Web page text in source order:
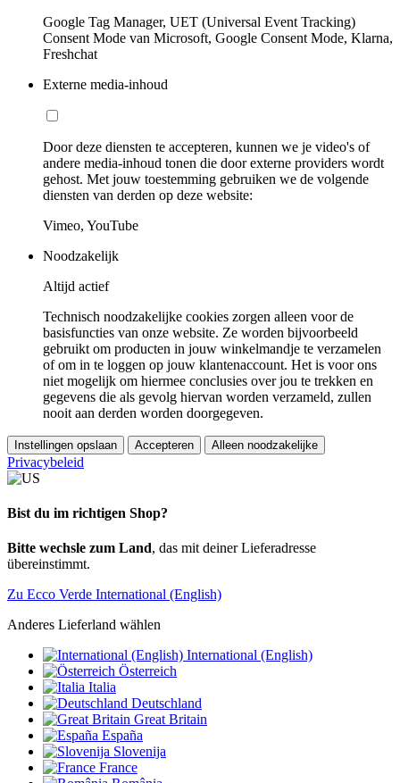
Google Tag Manager, UET (Universal Event Tracking)
Consent Mode van Microsoft, Google Consent Mode, Klarna,
Freshchat
Externe media-inhoud
Door deze diensten te accepteren, kunnen we je video's of
andere media-inhoud tonen die door externe providers wordt
gehost. Met jouw toestemming gebruiken we de volgende
diensten van derden op deze website:
Vimeo, YouTube
Noodzakelijk
Altijd actief
Technisch noodzakelijke cookies zorgen alleen voor de
basisfuncties van onze website. Ze worden bijvoorbeeld
gebruikt om producten in jouw winkelmandje te verzamelen
of om in te loggen op jouw klantenaccount. Het is voor ons
niet mogelijk om hiermee conclusies over jou te trekken en
gegevens die als gevolg hiervan worden verzameld, zullen
nooit aan derden worden doorgegeven.
Instellingen opslaan Accepteren Alleen noodzakelijke
Privacybeleid
Bist du im richtigen Shop?
Bitte wechsle zum Land, das mit deiner Lieferadresse
übereinstimmt.
Zu Ecco Verde International (English)
Anderes Lieferland wählen
International (English)
Österreich
Italia
Deutschland
Great Britain
España
Slovenija
France